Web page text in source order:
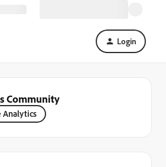
Login
Community
Analytics